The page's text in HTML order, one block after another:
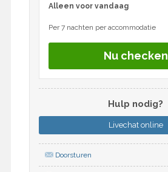
Alleen voor vandaag
Per 7 nachten per accommodatie
Nu checken
Hulp nodig?
Livechat online
Doorsturen